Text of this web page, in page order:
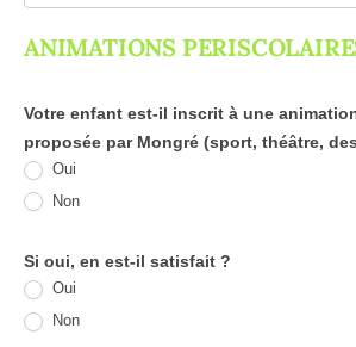
ANIMATIONS
Votre enfant est-il inscrit à une
proposée par Mongré (sport, théâtre,
Oui
Non
Si oui, en est-il satisfait ?
Oui
Non